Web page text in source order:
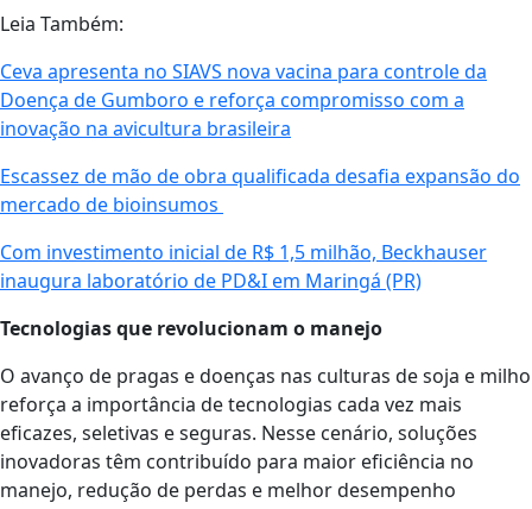
Leia Também:
Ceva apresenta no SIAVS nova vacina para controle da
Doença de Gumboro e reforça compromisso com a
inovação na avicultura brasileira
Escassez de mão de obra qualificada desafia expansão do
mercado de bioinsumos
Com investimento inicial de R$ 1,5 milhão, Beckhauser
inaugura laboratório de PD&I em Maringá (PR)
Tecnologias que revolucionam o manejo
O avanço de pragas e doenças nas culturas de soja e milho
reforça a importância de tecnologias cada vez mais
eficazes, seletivas e seguras. Nesse cenário, soluções
inovadoras têm contribuído para maior eficiência no
manejo, redução de perdas e melhor desempenho